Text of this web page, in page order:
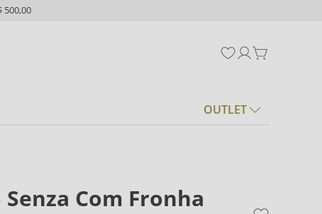
500,00
OUTLET
Com Fronha